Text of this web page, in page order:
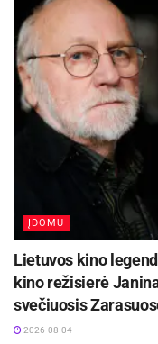
ĮDOMU
Lietuvos kino
kino režisierė
svečiuosis
2026-08-04